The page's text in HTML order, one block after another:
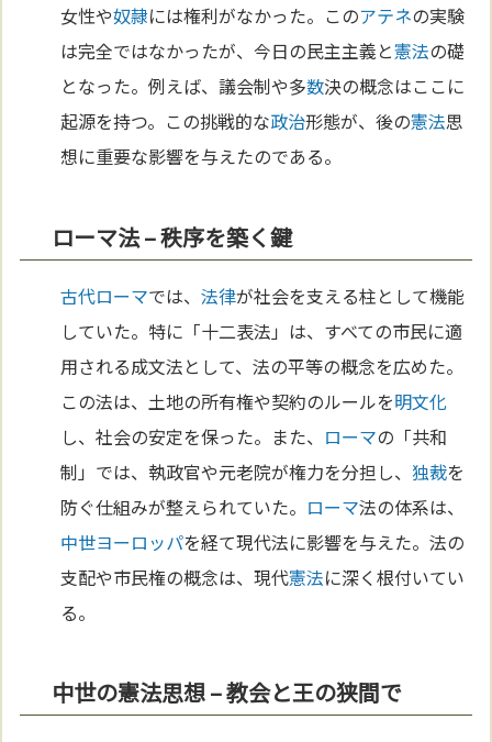
女性や奴隷には権利がなかった。このアテネの実験
は完全ではなかったが、今日の民主主義と憲法の礎
となった。例えば、議会制や多数決の概念はここに
起源を持つ。この挑戦的な政治形態が、後の憲法思
想に重要な影響を与えたのである。
ローマ法 – 秩序を築く鍵
古代ローマでは、法律が社会を支える柱として機能
していた。特に「十二表法」は、すべての市民に適
用される成文法として、法の平等の概念を広めた。
この法は、土地の所有権や契約のルールを明文化
し、社会の安定を保った。また、 ローマの「共和
制」では、執政官や元老院が権力を分担し、独裁を
防ぐ仕組みが整えられていた。 ローマ法の体系は、
中世ヨーロッパを経て現代法に影響を与えた。法の
支配や市民権の概念は、現代憲法に深く根付いてい
る。
中世の憲法思想 – 教会と王の狭間で